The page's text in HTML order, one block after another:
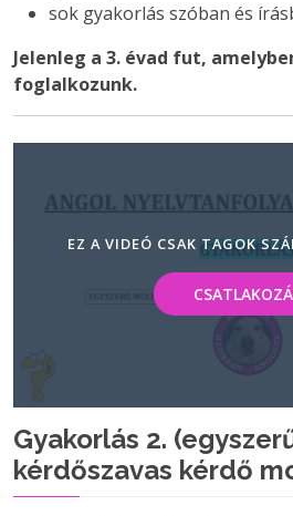
sok gyakorlás szóban és
Jelenleg a 3. évad fut,
foglalkozunk.
EZ A VIDEÓ CSAK TAGOK
Gyakorlás 2.
kérdőszavas kérdő